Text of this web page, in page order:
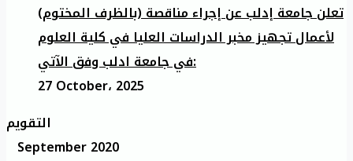
تعلن جامعة إدلب عن إجراء مناقصة (بالظرف المختوم)
لأعمال تجهيز مخبر الدراسات العليا في كلية العلوم
في جامعة ادلب وفق الآتي:
27 October، 2025
التقويم
September 2020